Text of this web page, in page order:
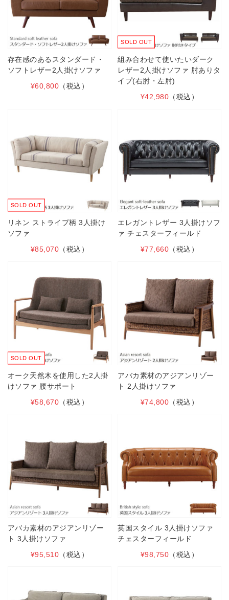
存在感のあるスタンダード・
ソフトレザー2人掛けソファ
¥60,800 （税込）
SOLD OUT
組み合わせて使いたいダーク
レザー2人掛けソファ 肘ありタ
イプ(右肘・左肘)
¥42,980 （税込）
SOLD OUT
リネン ストライプ柄 3人掛け
ソファ
¥85,070 （税込）
エレガントレザー 3人掛けソフ
ァ チェスターフィールド
¥77,660 （税込）
SOLD OUT
オーク天然木を使用した2人掛
けソファ 腰サポート
¥58,670 （税込）
アバカ素材のアジアンリゾー
ト 2人掛けソファ
¥74,800 （税込）
アバカ素材のアジアンリゾー
ト 3人掛けソファ
¥95,510 （税込）
英国スタイル 3人掛けソファ
チェスターフィールド
¥98,750 （税込）